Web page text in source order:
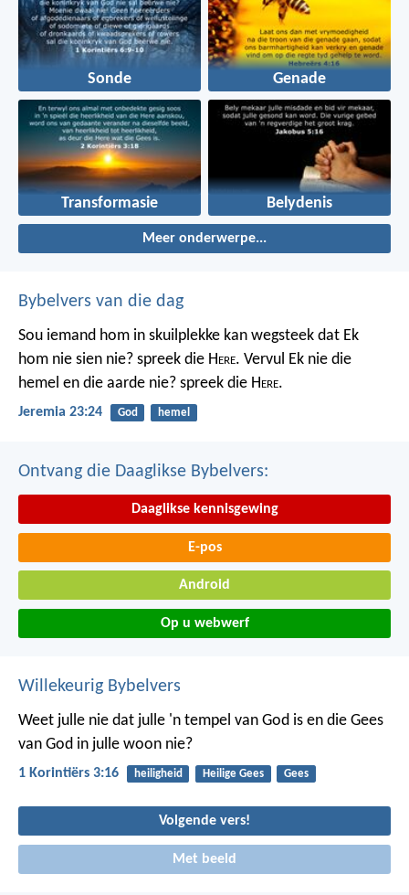
Sonde Genade
Transformasie Belydenis
Meer onderwerpe...
Bybelvers van die dag
Sou iemand hom in skuilplekke kan wegsteek dat Ek
hom nie sien nie? spreek die Here. Vervul Ek nie die
hemel en die aarde nie? spreek die Here.
Jeremia 23:24 God hemel
Ontvang die Daaglikse Bybelvers:
Daaglikse kennisgewing
E-pos
Android
Op u webwerf
Willekeurig Bybelvers
Weet julle nie dat julle 'n tempel van God is en die Gees
van God in julle woon nie?
1 Korintiërs 3:16 heiligheid Heilige Gees Gees
Volgende vers!
Met beeld